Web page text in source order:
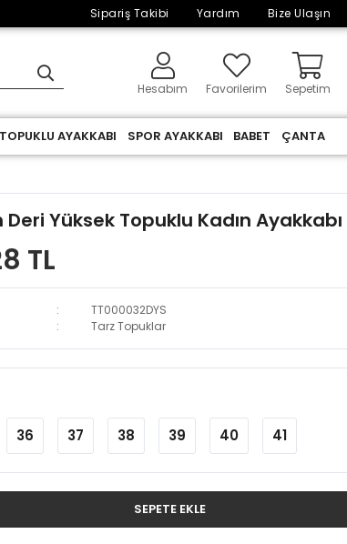
Sipariş Takibi Yardım Bize Ulaşın
Hesabım Favorilerim Sepetim
TOPUKLU AYAKKABI SPOR AYAKKABI BABET ÇANTA
Deri Yüksek Topuklu Kadın Ayakkabı
TL
TT000032DYS
Tarz Topuklar
36 37 38 39 40 41
SEPETE EKLE